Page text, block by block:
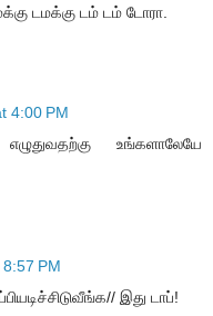
டமக்கு டம் டம் டோரா.
4:00 PM
உங்களாலேயே
PM
இது டாப்!